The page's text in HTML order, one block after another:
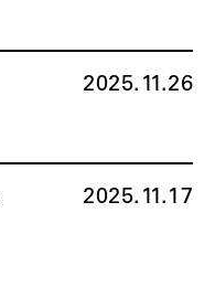
2025.11.26
2025.11.17